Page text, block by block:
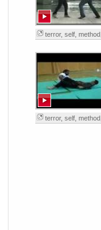
terror, self, method,
terror, self, method,